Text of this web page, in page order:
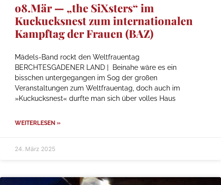
o8.Mär — „the SiXsters“ im
Kuckucksnest zum internationalen
Kampftag der Frauen (BAZ)
Mädels-Band rockt den Weltfrauentag
BERCHTESGADENER LAND | Beinahe wäre es ein
bisschen untergegangen im Sog der großen
Veranstaltungen zum Weltfrauentag, doch auch im
»Kuckucksnest« durfte man sich über volles Haus
WEITERLESEN »
24. März 2025